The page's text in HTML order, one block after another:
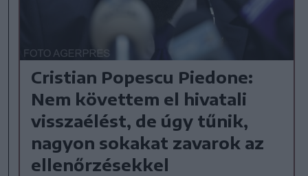
Cristian Popescu Piedone:
Nem követtem el hivatali
visszaélést, de úgy tűnik,
nagyon sokakat zavarok az
ellenőrzésekkel